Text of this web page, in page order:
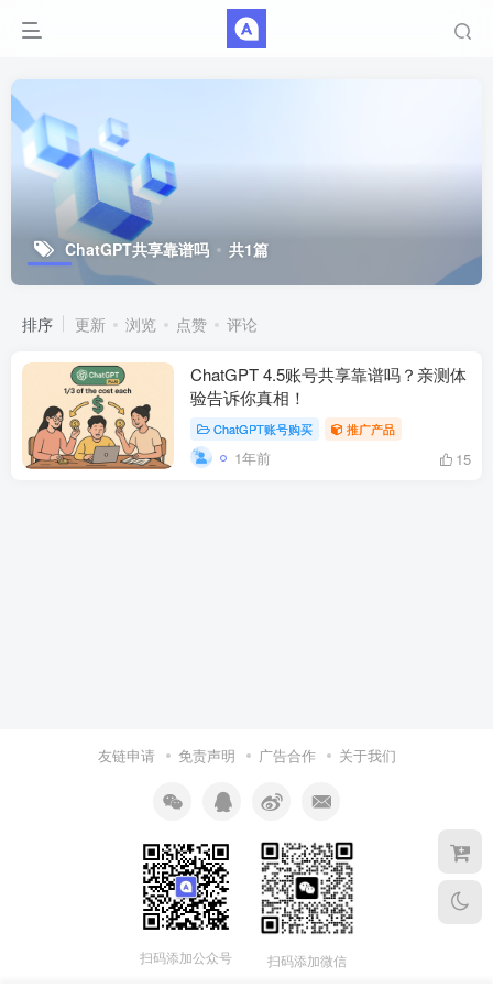
ChatGPT共享靠谱吗 共1篇
排序 更新 浏览 点赞 评论
ChatGPT 4.5账号共享靠谱吗？亲测体
验告诉你真相！
ChatGPT账号购买 推广产品
1年前 15
友链申请 免责声明 广告合作 关于我们
扫码添加公众号 扫码添加微信